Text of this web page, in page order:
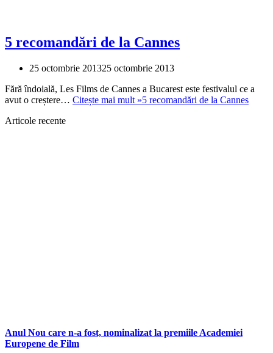
5 recomandări de la Cannes
25 octombrie 201325 octombrie 2013
Fără îndoială, Les Films de Cannes a Bucarest este festivalul ce a
avut o creștere… Citește mai mult »5 recomandări de la Cannes
Articole recente
Anul Nou care n-a fost, nominalizat la premiile Academiei
Europene de Film